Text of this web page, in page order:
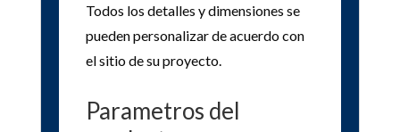
Todos los detalles y dimensiones se
pueden personalizar de acuerdo con
el sitio de su proyecto.
Parametros del